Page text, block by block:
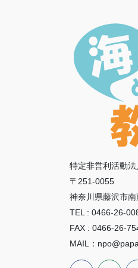
特定非営利活動
〒251-0055
神奈川県藤沢市
TEL : 0466-26-
FAX : 0466-26-
MAIL：